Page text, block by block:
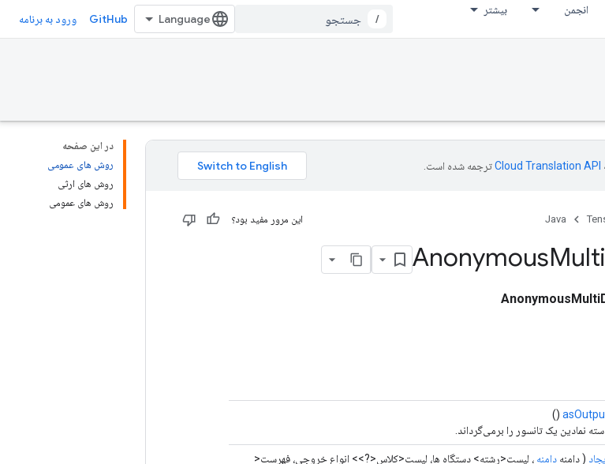
انجمن بیشتر
/
GitHub ورود به برنامه
در این صفحه
روش های عمومی
روش های ارثی
روش های عمومی
ترجمه شده است.
Java این مرور مفید بود؟
AnonymousMulti
()
نمادین یک تانسور را برمی‌گرداند.
( دامنه دامنه ، لیست<رشته> دستگاه ها، لیست<کلاس<?>> انواع خروجی، فهرست<